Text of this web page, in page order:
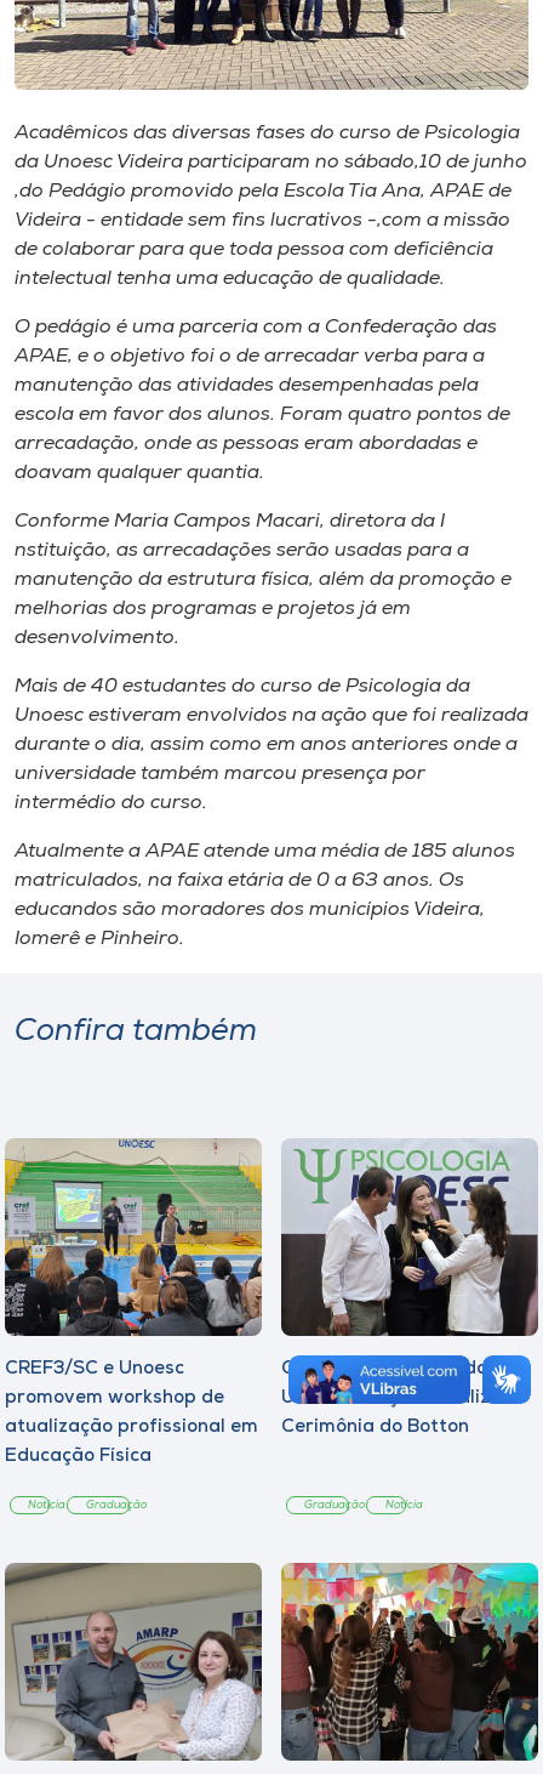
Editora
Rádio
Museu
Unoesc
Store
Selecione
o idioma
A-
Acadêmicos das diversas fases do curso de Psicologia
da Unoesc Videira participaram no sábado​,10 de junho​
,​do Pedágio promovido pela Escola ​T​ia Ana, APAE de
Videira​ -​ entidade sem fins lucrativos​ -,​com a missão
de colaborar para que toda pessoa com deficiência
intelectual tenha uma educação de qualidade.
O pedágio é uma parceria com a ​C​onfederação das
APAE, ​e o objetivo ​foi o de arrecadar verba para a
manutenção das atividades desempenhadas pela
escola em favor dos alunos. Foram quatro pontos de
arrecadação, onde as pessoas eram abordadas e
doavam qualquer quantia.
Conforme Maria Campos Macari, diretora da ​I​
nstituição, as arrecadações serão usadas para a
manutenção da estrutura física, além da promoção e
melhorias dos programas e projetos ​já ​em
desenvolvimento.
Mais de 40 estudantes do curso de Psicologia da
Unoesc estiveram envolvidos na ação que foi realizada
durante o dia, assim como em anos anteriores onde ​a​
universidade também marcou presença ​por
intermédio do curso.
Atualmente a APAE atende uma média de 185 alunos
matriculados, na faixa etária de 0 a 63 anos. Os
educandos são moradores dos municípios Videira,
Iomerê e Pinheiro.
Confira também
CREF3/SC e Unoesc
promovem workshop de
atualização profissional em
Educação Física
Notícia Graduação
Curso de Psicologia da
Unoesc Joaçaba realiza 2ª
Cerimônia do Botton
Graduação Notícia